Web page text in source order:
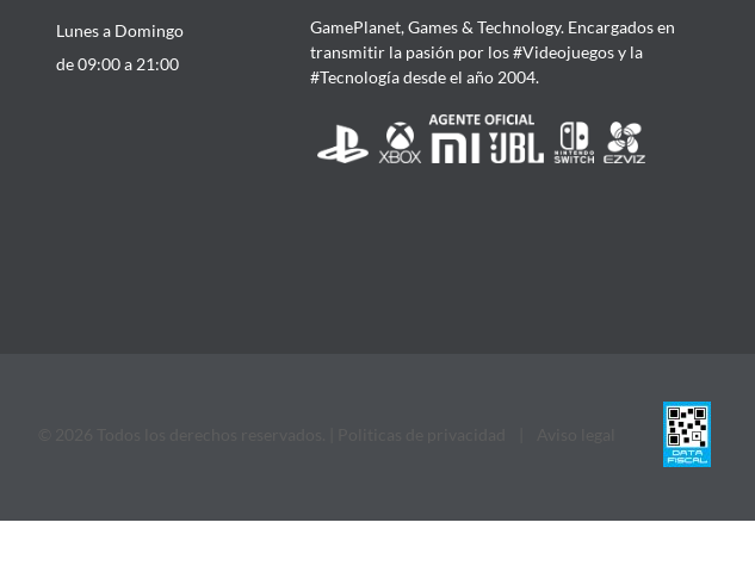
Lunes a Domingo
de 09:00 a 21:00
GamePlanet, Games & Technology. Encargados en
transmitir la pasión por los #Videojuegos y la
#Tecnología desde el año 2004.